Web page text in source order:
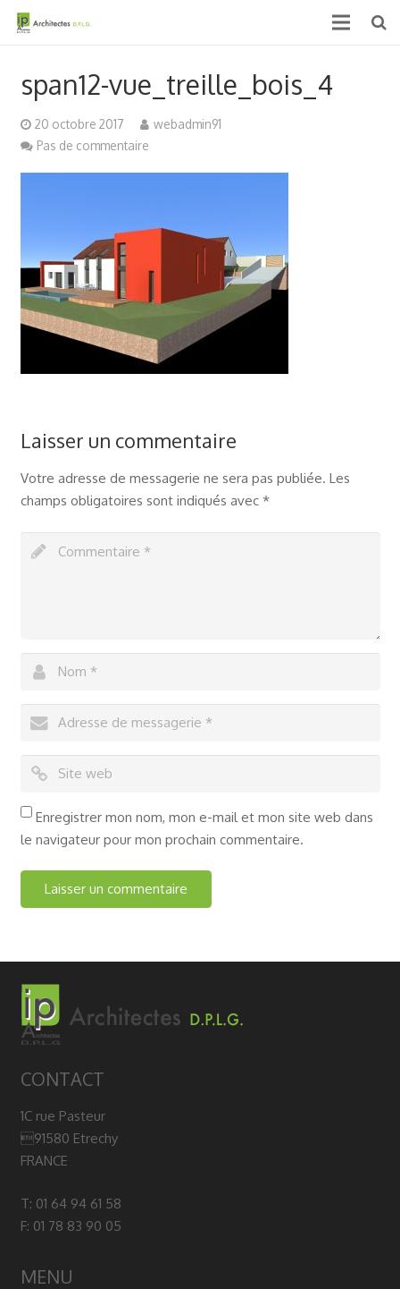
Qui sommes nous ?
Projets
span12-vue_treille_bois_4
20 octobre 2017
webadmin91
Pas de commentaire
Laisser un commentaire
Votre adresse de messagerie ne sera pas publiée. Les
champs obligatoires sont indiqués avec *
Enregistrer mon nom, mon e-mail et mon site web dans
le navigateur pour mon prochain commentaire.
CONTACT
1C rue Pasteur
91580 Etrechy
FRANCE
T: 01 64 94 61 58
F: 01 78 83 90 05
MENU